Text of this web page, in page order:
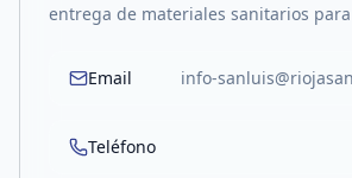
entrega de materiales sanitarios
Email info-
Teléfono